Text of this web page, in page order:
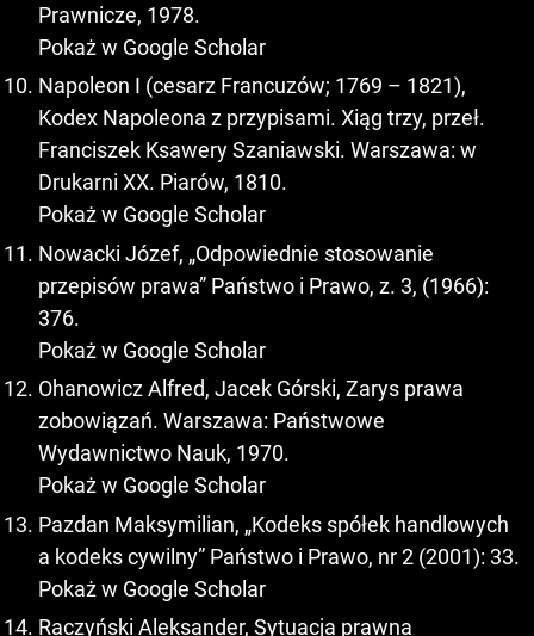
Prawnicze, 1978.
Pokaż w Google Scholar
Napoleon I (cesarz Francuzów; 1769 – 1821),
Kodex Napoleona z przypisami. Xiąg trzy, przeł.
Franciszek Ksawery Szaniawski. Warszawa: w
Drukarni XX. Piarów, 1810.
Pokaż w Google Scholar
Nowacki Józef, „Odpowiednie stosowanie
przepisów prawa” Państwo i Prawo, z. 3, (1966):
376.
Pokaż w Google Scholar
Ohanowicz Alfred, Jacek Górski, Zarys prawa
zobowiązań. Warszawa: Państwowe
Wydawnictwo Nauk, 1970.
Pokaż w Google Scholar
Pazdan Maksymilian, „Kodeks spółek handlowych
a kodeks cywilny” Państwo i Prawo, nr 2 (2001): 33.
Pokaż w Google Scholar
Raczyński Aleksander, Sytuacja prawna